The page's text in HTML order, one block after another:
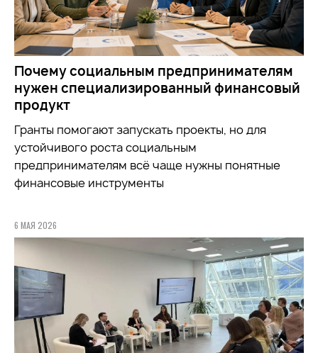
Почему социальным предпринимателям
нужен специализированный финансовый
продукт
Гранты помогают запускать проекты, но для
устойчивого роста социальным
предпринимателям всё чаще нужны понятные
финансовые инструменты
6 МАЯ 2026